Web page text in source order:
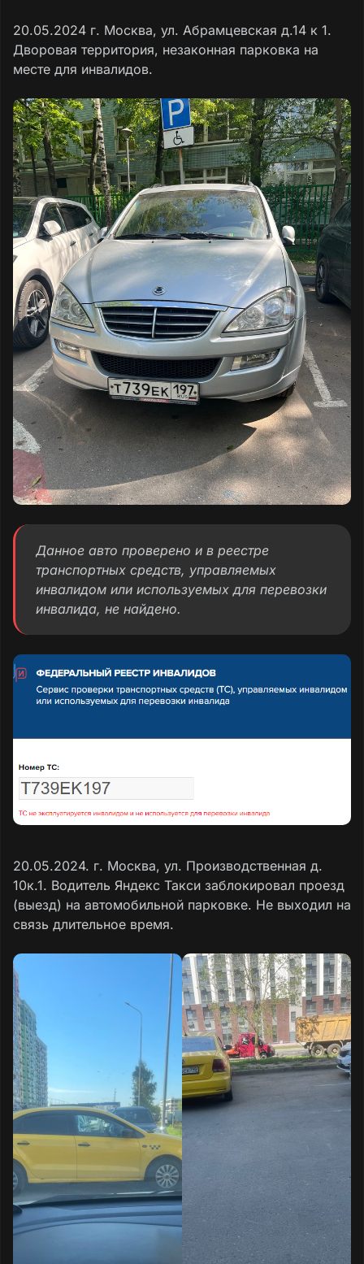
20.05.2024 г. Москва, ул. Абрамцевская д.14 к 1.
Дворовая территория, незаконная парковка на
месте для инвалидов.
Данное авто проверено и в реестре
транспортных средств, управляемых
инвалидом или используемых для перевозки
инвалида, не найдено.
20.05.2024. г. Москва, ул. Производственная д.
10к.1. Водитель Яндекс Такси заблокировал проезд
(выезд) на автомобильной парковке. Не выходил на
связь длительное время.